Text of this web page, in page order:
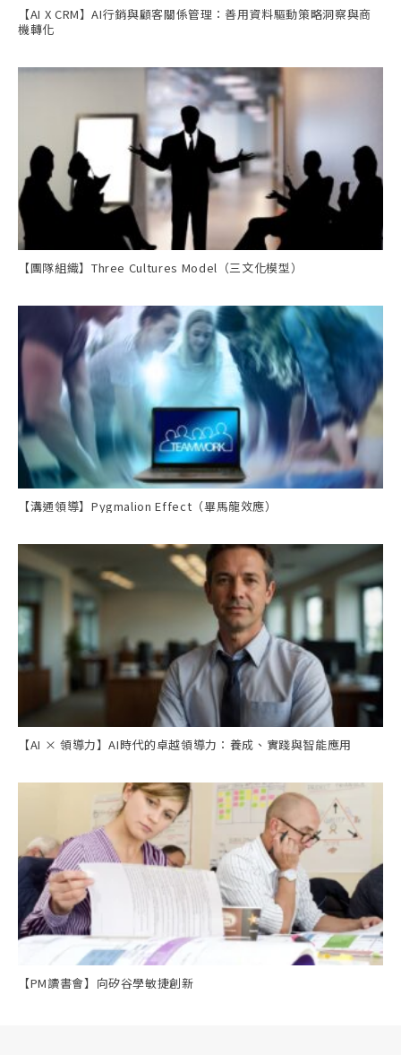
【AI X CRM】AI行銷與顧客關係管理：善用資料驅動策略洞察與商
機轉化
【團隊組織】Three Cultures Model（三文化模型）
【溝通領導】Pygmalion Effect（畢馬龍效應）
【AI × 領導力】AI時代的卓越領導力：養成、實踐與智能應用
【PM讀書會】向矽谷學敏捷創新